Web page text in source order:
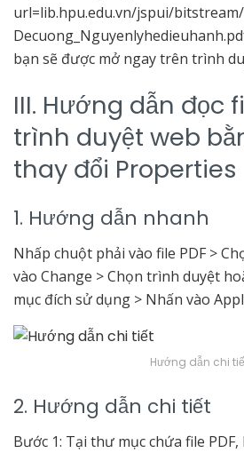
url=lib.hpu.edu.vn/jspui/
bạn sẽ được mở ngay trên trình
III. Hướng dẫn đọc
trình duyệt web
thay đổi Properties
1. Hướng dẫn nhanh
Nhấp chuột phải vào file PDF >
vào Change > Chọn trình duyệt
mục đích sử dụng > Nhấn vào
Hướng dẫn chi
2. Hướng dẫn chi tiết
Bước 1: Tại thư mục chứa file